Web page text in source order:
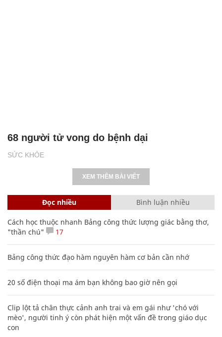
SỨC KHỎE
68 người tử vong do bệnh dại
XEM THÊM BÀI VIẾT
Đọc nhiều Bình luận nhiều
Cách học thuộc nhanh Bảng công thức lượng giác bằng thơ,
"thần chú"
17
Bảng công thức đạo hàm nguyên hàm cơ bản cần nhớ
20 số điện thoại ma ám bạn không bao giờ nên gọi
Clip lột tả chân thực cảnh anh trai và em gái như 'chó với
mèo', người tinh ý còn phát hiện một vấn đề trong giáo dục
con